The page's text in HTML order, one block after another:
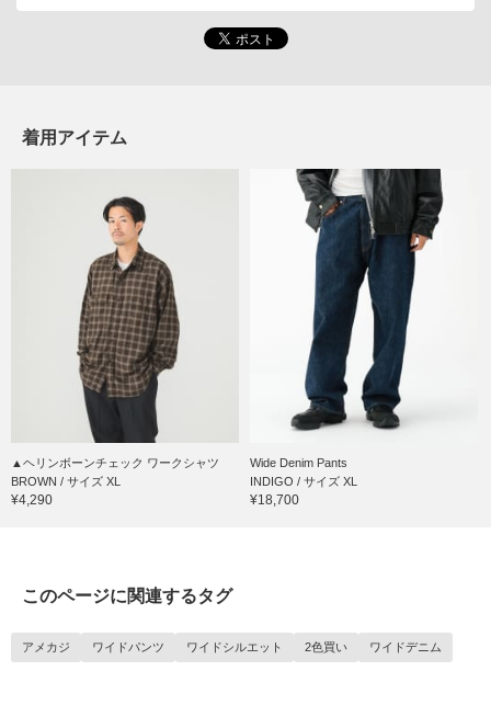
着用アイテム
▲ヘリンボーンチェック ワークシャツ
BROWN / サイズ XL
¥4,290
Wide Denim Pants
INDIGO / サイズ XL
¥18,700
このページに関連するタグ
アメカジ ワイドパンツ ワイドシルエット 2色買い ワイドデニム